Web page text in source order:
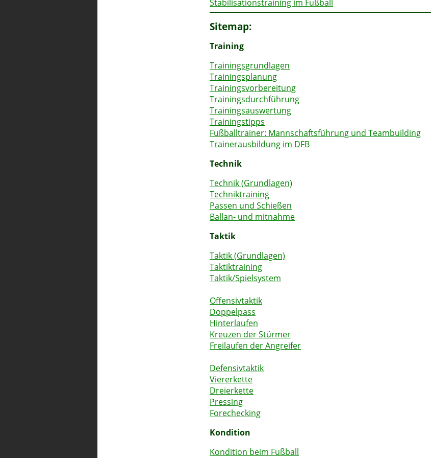
Stabilisationstraining im Fußball
Sitemap:
Training
Trainingsgrundlagen
Trainingsplanung
Trainingsvorbereitung
Trainingsdurchführung
Trainingsauswertung
Trainingstipps
Fußballtrainer: Mannschaftsführung und Teambuilding
Trainerausbildung im DFB
Technik
Technik (Grundlagen)
Techniktraining
Passen und Schießen
Ballan- und mitnahme
Taktik
Taktik (Grundlagen)
Taktiktraining
Taktik/Spielsystem
Offensivtaktik
Doppelpass
Hinterlaufen
Kreuzen der Stürmer
Freilaufen der Angreifer
Defensivtaktik
Viererkette
Dreierkette
Pressing
Forechecking
Kondition
Kondition beim Fußball